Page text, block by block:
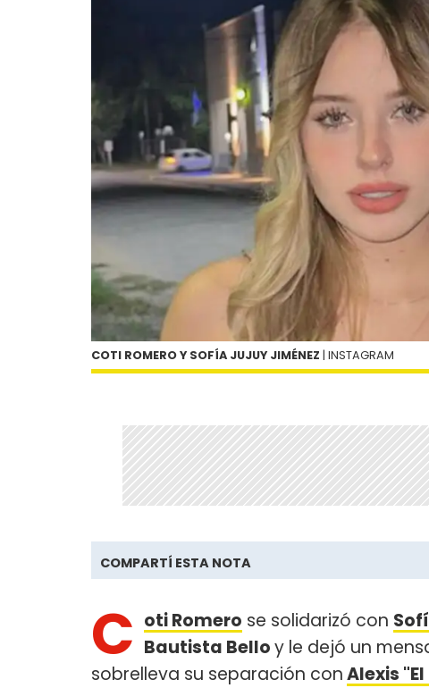
COTI ROMERO Y SOFÍA JUJUY JIMÉNEZ | INSTAGRAM
COMPARTÍ ESTA NOTA
C oti Romero se solidarizó con
Bautista Belloy le dejó un
sobrelleva su separación conAlexis